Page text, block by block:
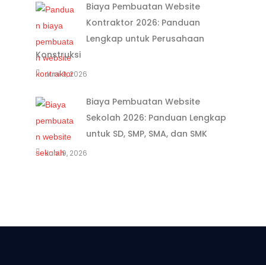
Biaya Pembuatan Website
Kontraktor 2026: Panduan
Lengkap untuk Perusahaan
Konstruksi
Juni 9, 2026
Biaya Pembuatan Website
Sekolah 2026: Panduan Lengkap
untuk SD, SMP, SMA, dan SMK
Juni 9, 2026